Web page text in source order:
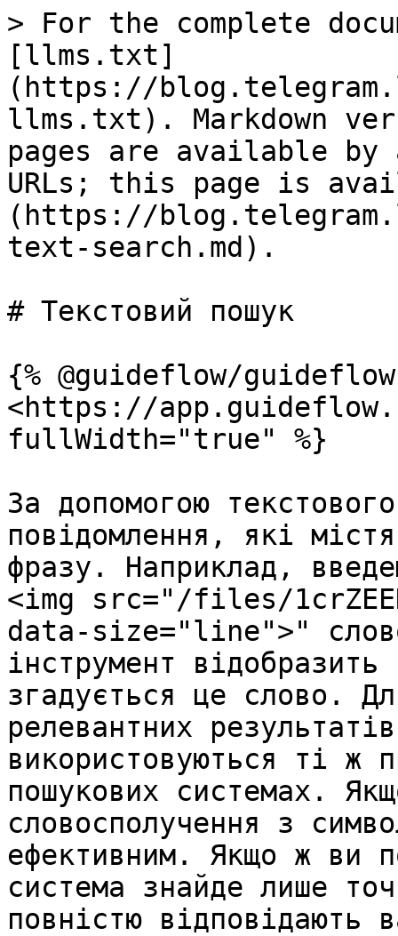
> For the complete
[llms.txt]
(https://
llms.txt). Markdown
pages are available by
URLs; this page is
(https://
text-search.md).
# Текстовий пошук
{% @guideflow/
<https://
fullWidth="true" %}
За допомогою
повідомлення, які
фразу. Наприклад,
<img src="/files/
data-size="line">"
інструмент
згадується це слово.
релевантних
використовуються ті ж
пошукових системах.
словосполучення з
ефективним. Якщо ж ви
система знайде лише
повністю відповідають